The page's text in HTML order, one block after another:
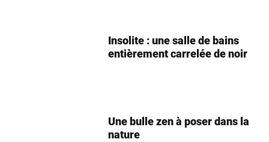
Insolite : une salle de bains
entièrement carrelée de noir
Une bulle zen à poser dans la
nature